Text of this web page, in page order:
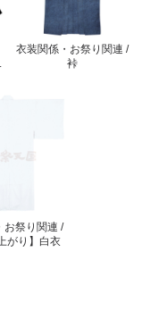
衣装関係・お祭り関連 /
裃
お祭り関連 /
がり】白衣